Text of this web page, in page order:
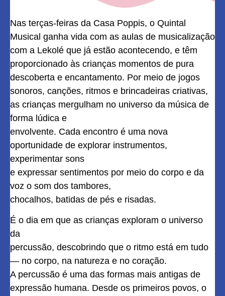
Nas terças-feiras da Casa Poppis, o Quintal
Musical ganha vida com as aulas de musicalização
com a Lekolé que já estão acontecendo, e têm
proporcionado às crianças momentos de pura
descoberta e encantamento. Por meio de jogos
sonoros, canções, ritmos e brincadeiras criativas,
as crianças mergulham no universo da música de
forma lúdica e
envolvente. Cada encontro é uma nova
oportunidade de explorar instrumentos,
experimentar sons
e expressar sentimentos por meio do corpo e da
voz o som dos tambores,
chocalhos, batidas de pés e risadas.
É o dia em que as crianças exploram o universo
da
percussão, descobrindo que o ritmo está em tudo
— no corpo, na natureza e no coração.
A percussão é uma das formas mais antigas de
expressão humana. Desde os primeiros povos, o